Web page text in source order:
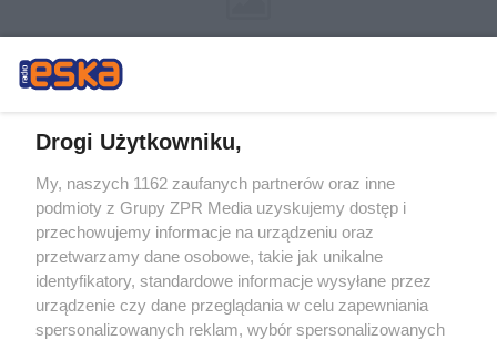
Żaden utwór zamieszczony w serwisie nie może być powielany i
rozpowszechniany lub dalej rozpowszechniany w jakikolwiek sposób (w
tym także elektroniczny lub mechaniczny) na jakimkolwiek polu
eksploatacji w jakiejkolwiek formie, włącznie z umieszczaniem w Internecie
bez pisemnej zgody właściciela praw. Jakiekolwiek użycie lub
wykorzystanie utworów w całości lub w części z naruszeniem prawa, tzn.
bez właściwej zgody, jest zabronione pod groźbą kary i może być ścigane
prawnie.
Drogi Użytkowniku,
My, naszych 1162 zaufanych partnerów oraz inne
podmioty z Grupy ZPR Media uzyskujemy dostęp i
przechowujemy informacje na urządzeniu oraz
przetwarzamy dane osobowe, takie jak unikalne
identyfikatory, standardowe informacje wysyłane przez
urządzenie czy dane przeglądania w celu zapewniania
spersonalizowanych reklam, wybór spersonalizowanych